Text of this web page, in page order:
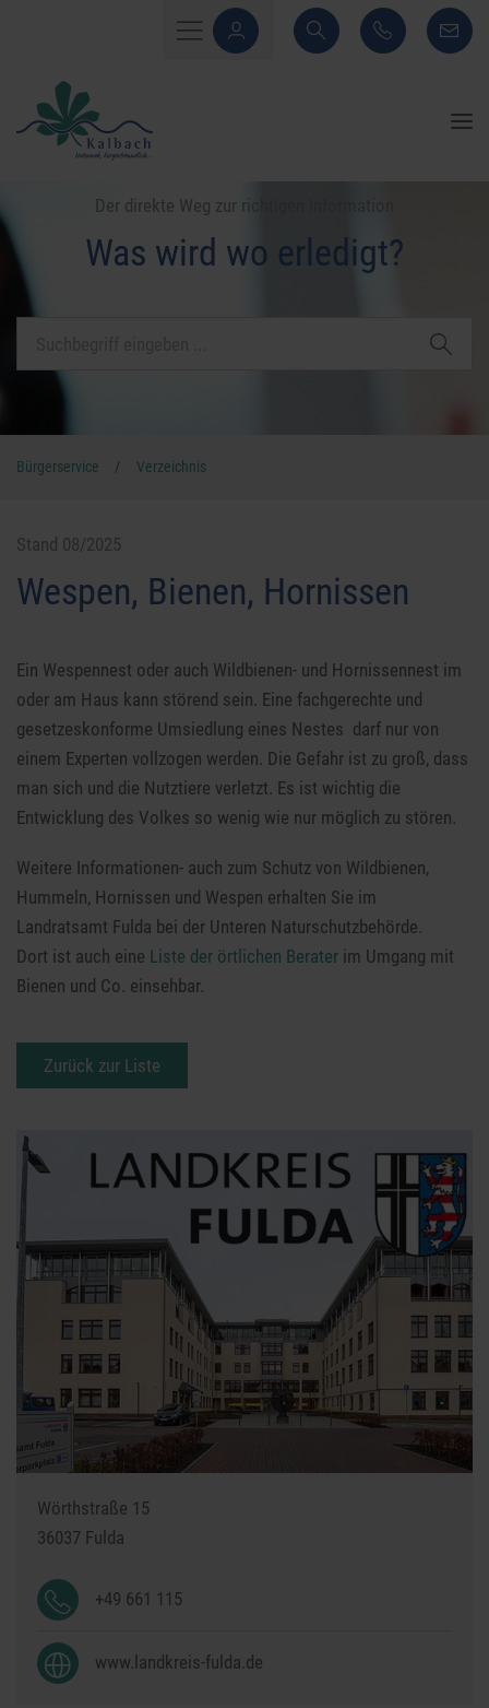
Der direkte Weg zur richtigen Information
Was wird wo erledigt?
Bürgerservice / Verzeichnis
Stand 08/2025
Wespen, Bienen, Hornissen
Ein Wespennest oder auch Wildbienen- und Hornissennest im
oder am Haus kann störend sein. Eine fachgerechte und
gesetzeskonforme Umsiedlung eines Nestes darf nur von
einem Experten vollzogen werden. Die Gefahr ist zu groß, dass
man sich und die Nutztiere verletzt. Es ist wichtig die
Entwicklung des Volkes so wenig wie nur möglich zu stören.
Weitere Informationen- auch zum Schutz von Wildbienen,
Hummeln, Hornissen und Wespen erhalten Sie im
Landratsamt Fulda bei der Unteren Naturschutzbehörde.
Dort ist auch eine Liste der örtlichen Berater im Umgang mit
Bienen und Co. einsehbar.
Zurück zur Liste
Wörthstraße 15
36037 Fulda
+49 661 115
www.landkreis-fulda.de